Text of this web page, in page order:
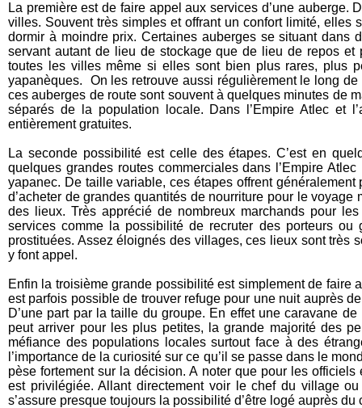
La première est de faire appel aux services d’une
villes. Souvent très simples et offrant un confort limité, elles
dormir à moindre prix. Certaines auberges se situant dans
servant autant de lieu de stockage que de lieu de repos et
toutes les villes même si elles sont bien plus rares, plus
yapanèques. On les retrouve aussi régulièrement le long
ces auberges de route sont souvent à quelques minutes de
séparés de la population locale. Dans l’Empire Atlec et
entièrement gratuites.
La seconde possibilité est celle des étapes. C’est en
quelques grandes routes commerciales dans l’Empire
yapanec. De taille variable, ces étapes offrent
d’acheter de grandes quantités de nourriture pour le
des lieux. Très apprécié de nombreux marchands pour
services comme la possibilité de recruter des porteurs
prostituées. Assez éloignés des villages, ces lieux sont très
y font appel.
Enfin la troisième grande possibilité est simplement de
est parfois possible de trouver refuge pour une nuit auprès
D’une part par la taille du groupe. En effet une caravane
peut arriver pour les plus petites, la grande majorité des
méfiance des populations locales surtout face à des
l’importance de la curiosité sur ce qu’il se passe dans le
pèse fortement sur la décision. A noter que pour les
est privilégiée. Allant directement voir le chef du village
s’assure presque toujours la possibilité d’être logé auprès du